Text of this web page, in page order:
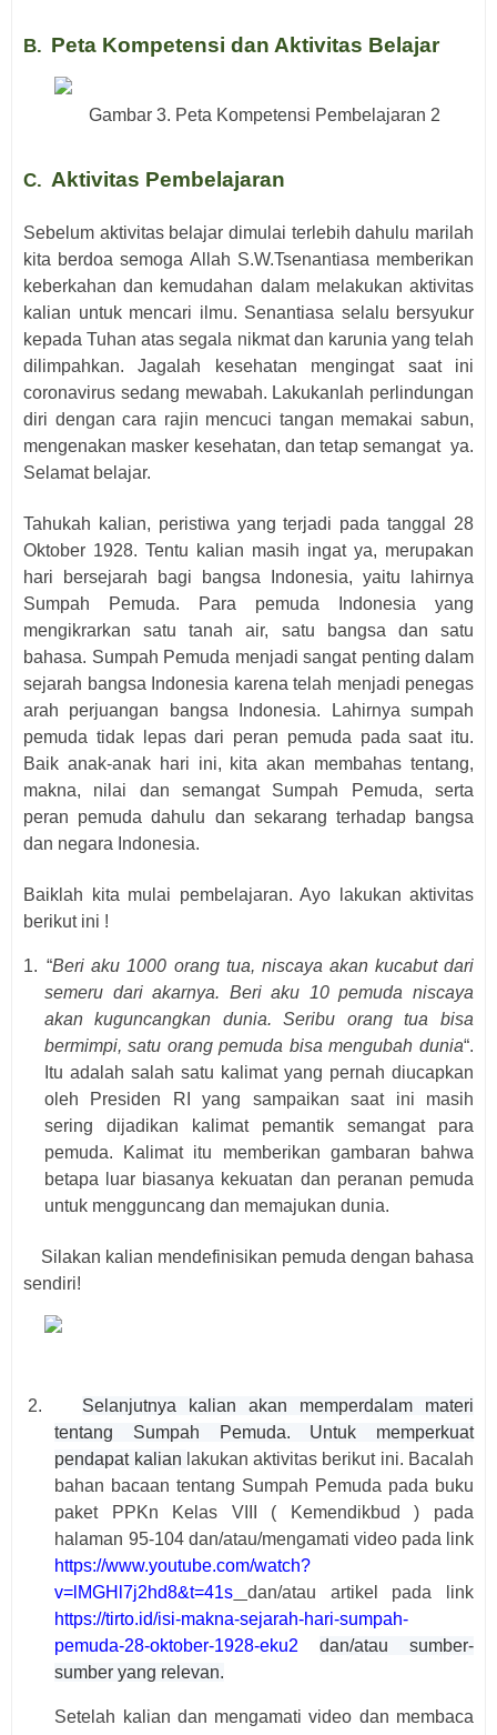
B. Peta Kompetensi dan Aktivitas Belajar
Gambar 3. Peta Kompetensi Pembelajaran 2
C. Aktivitas Pembelajaran
Sebelum aktivitas belajar dimulai terlebih dahulu marilah
kita berdoa semoga Allah S.W.Tsenantiasa memberikan
keberkahan dan kemudahan dalam melakukan aktivitas
kalian untuk mencari ilmu. Senantiasa selalu bersyukur
kepada Tuhan atas segala nikmatdan karunia yang telah
dilimpahkan.
Jagalah kesehatan mengingat saat ini
coronavirus sedang mewabah. Lakukanlah perlindungan
diri dengan cara rajin mencuci tangan memakai sabun,
mengenakan masker kesehatan, dan tetap semangat ya.
Selamat belajar.
Tahukah kalian, peristiwa yang terjadi pada tanggal 28
Oktober 1928. Tentu kalian masih ingat ya, merupakan
hari bersejarah bagi bangsa Indonesia, yaitu lahirnya
Sumpah Pemuda. Para pemuda
ndonesia yang
mengikrarkan satu tanah air, satu bangsa dan satu
bahasa. Sumpah Pemuda menjadi sangat penting dalam
sejarah bangsa Indonesia karena telah menjadi penegas
arah perjuangan bangsa Indonesia. Lahirnya sumpah
pemuda tidak lepas dari peran pemuda pada saat itu.
Baik anak-anak hari ini, kita akan membahas tentang,
makna, nilai dan semangat Sumpah Pemuda, serta
peran pemuda dahulu dan sekarang terhadap bangsa
dan negara Indonesia.
Baiklah kita mulai pembelajaran. Ayo lakukan aktivitas
berikut ini !
1. “Beri aku 1000 orang tua, niscaya akan kucabut dari
semeru dari akarnya. Beri aku 10pemuda niscaya
akankuguncangkan dunia. Seribu orang tua bisa
bermimpi, satu orang pemuda bisa mengubah dunia“.
Itu adalah salah satu kalimat yang pernah diucapkan
oleh Presiden RI yang sampaikan saat ini masih
sering dijadikan kalimat pemantik semangat para
pemuda. Kalimat itu memberikan gambaran bahwa
betapa luar biasanya kekuatan dan peranan pemuda
untuk mengguncang dan memajukan dunia.
Silakan kalian mendefinisikan pemuda dengan bahasa
sendiri!
2.
Selanjutnya kalian akan memperdalam materi
tentang Sumpah Pemuda. Untuk memperkuat
pendapat kalian lakukan aktivitas berikut ini. Bacalah
bahan bacaan tentang Sumpah Pemuda pada buku
paket PPKn Kelas VIII ( Kemendikbud ) pada
halaman 95-104 dan/atau/mengamati video pada link
https://www.youtube.com/watch?
v=lMGHl7j2hd8&t=41s
dan/atau artikel pada link
https://tirto.id/isi-makna-sejarah-hari-sumpah-
pemuda-28-oktober-1928-eku2
dan/atau sumber-
sumber yang relevan.
Setelah kalian dan mengamativideo dan membaca